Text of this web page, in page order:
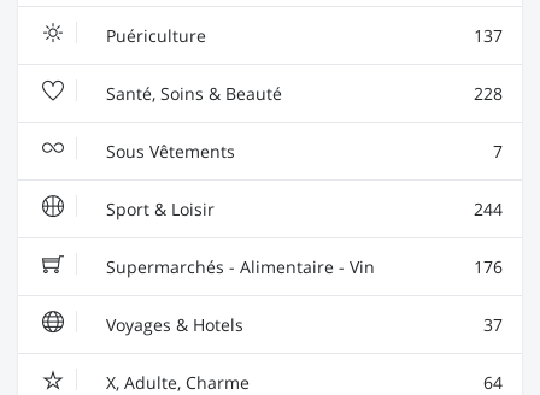
Puériculture 137
Santé, Soins & Beauté 228
Sous Vêtements 7
Sport & Loisir 244
Supermarchés - Alimentaire - Vin 176
Voyages & Hotels 37
X, Adulte, Charme 64